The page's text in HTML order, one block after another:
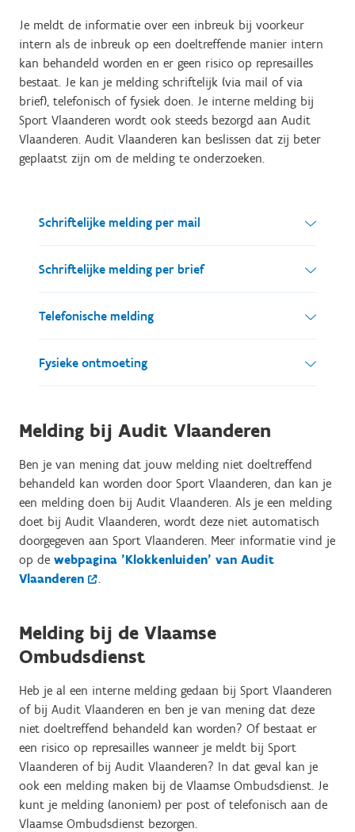
Je meldt de informatie over een inbreuk bij voorkeur
intern als de inbreuk op een doeltreffende manier intern
kan behandeld worden en er geen risico op represailles
bestaat. Je kan je melding schriftelijk (via mail of via
brief), telefonisch of fysiek doen. Je interne melding bij
Sport Vlaanderen wordt ook steeds bezorgd aan Audit
Vlaanderen. Audit Vlaanderen kan beslissen dat zij beter
geplaatst zijn om de melding te onderzoeken.
Schriftelijke melding per mail
Je kan een melding per mail versturen naar
Vlaanderen, Philippe Paquay.
Schriftelijke melding per brief
Als je je melding per brief wil versturen, dan richt
postadres:
Arenbergstraat 5
1000 Brussel
Vermeld duidelijk op de omslag dat de brief
vertrouwelijk is.Alle brieven aan Sport
Vlaanderen worden door de centrale postkamer
geopend en ingescand, behalve als je het woord
"vertrouwelijk" duidelijk zichtbaar op de omslag
vermeldt. Dan wordt de brief op een beveiligde
manier rechtstreeks aan de Administrateur-generaal
Telefonische melding
Je kan ook een telefonische melding doen op het
de kans om dat verslag te controleren, te
Fysieke ontmoeting
een afspraak te krijgen voor een fysieke
ontmoeting om de informatie van je melding te
bespreken.
Als je ermee instemt, kan het gesprek opgenomen
worden ter bewaring en kan er een verslag
opgemaakt worden. Je krijgt dan de kans om dit
verslag te controleren, te corrigeren en voor
akkoord te ondertekenen.
Melding bij Audit Vlaanderen
Ben je van mening dat jouw melding niet doeltreffend
behandeld kan worden door Sport Vlaanderen, dan kan je
een melding doen bij Audit Vlaanderen. Als je een melding
doet bij Audit Vlaanderen, wordt deze niet automatisch
doorgegeven aan Sport Vlaanderen. Meer informatie vind je
op de webpagina 'Klokkenluiden' van Audit
Vlaanderen
.
Melding bij de Vlaamse
Ombudsdienst
Heb je al een interne melding gedaan bij Sport Vlaanderen
of bij Audit Vlaanderen en ben je van mening dat deze
niet doeltreffend behandeld kan worden? Of bestaat er
een risico op represailles wanneer je meldt bij Sport
Vlaanderen of bij Audit Vlaanderen? In dat geval kan je
ook een melding maken bij de Vlaamse Ombudsdienst. Je
kunt je melding (anoniem) per post of telefonisch aan de
Vlaamse Ombudsdienst bezorgen.